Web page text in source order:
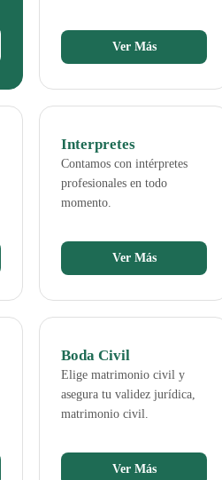
Ver Más
Interpretes
Contamos con intérpretes
profesionales en todo
momento.
Ver Más
Boda Civil
Elige matrimonio civil y
asegura tu validez jurídica,
matrimonio civil.
Ver Más